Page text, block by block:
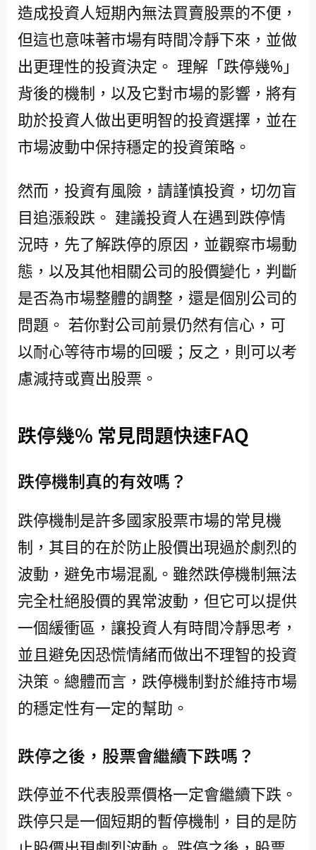
造成投資人短期內無法買賣股票的不便，
但這也意味著市場有時間冷靜下來，並做
出更理性的投資決定。 理解「跌停幾%」
背後的機制，以及它對市場的影響，將有
助於投資人做出更明智的投資選擇，並在
市場波動中保持穩定的投資策略。
然而，投資有風險，請謹慎投資，切勿盲
目追漲殺跌。 建議投資人在遇到跌停情
況時，先了解跌停的原因，並觀察市場動
態，以及其他相關公司的股價變化，判斷
是否為市場整體的調整，還是個別公司的
問題。 若你對公司前景仍然有信心，可
以耐心等待市場的回暖；反之，則可以考
慮減持或賣出股票。
跌停幾% 常見問題快速FAQ
跌停機制真的有效嗎？
跌停機制是許多國家股票市場的常見機
制，其目的在於防止股價出現過於劇烈的
波動，避免市場混亂。雖然跌停機制無法
完全杜絕股價的異常波動，但它可以提供
一個緩衝區，讓投資人有時間冷靜思考，
並且避免因恐慌情緒而做出不理智的投資
決策。總體而言，跌停機制對於維持市場
的穩定性有一定的幫助。
跌停之後，股票會繼續下跌嗎？
跌停並不代表股票價格一定會繼續下跌。
跌停只是一個短期的暫停機制，目的是防